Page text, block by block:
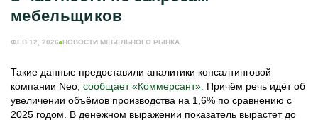
мебельщиков
ФЕВ 12, 2026 НОВОСТИ МЕБЕЛЬНОГО РЫНКА
Такие данные предоставили аналитики консалтинговой
компании Neo, сообщает «Коммерсант». Причём речь идёт об
увеличении объёмов производства на 1,6% по сравнению с
2025 годом. В денежном выражении показатель вырастет до